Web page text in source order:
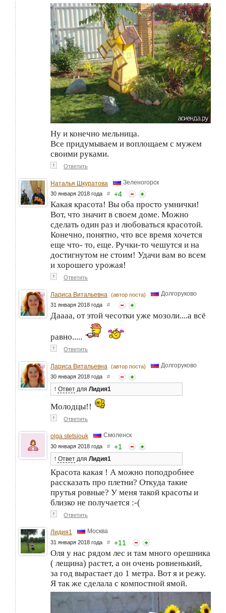
Ну и конечно мельница.
Все придумываем и воплощаем с мужем
своими руками.
↑ Ответить
Наталья Шкуратова Зеленогорск
30 января 2018 года # +4
Какая красота! Вы оба просто умнички!
Вот, что значит в своем доме. Можно
сделать один раз и любоваться красотой.
Конечно, понятно, что все время хочется
еще что- то, еще. Ручки-то чешутся и на
достигнутом не стоим! Удачи вам во всем
и хорошего урожая!
↑ Ответить
Лариса Витальевна (автор поста) Долгоруково
31 января 2018 года #
Даааа, от этой чесотки уже мозоли....а всё
равно.....
↑ Ответить
Лариса Витальевна (автор поста) Долгоруково
30 января 2018 года #
↑ Ответ для Лидия1
Молодцы!!
↑ Ответить
olga stetsiouk Смоленск
30 января 2018 года # +1
↑ Ответ для Лидия1
Красота какая ! А можно поподробнее
рассказать про плетни? Откуда такие
прутья ровные? У меня такой красоты и
близко не получается :-(
↑ Ответить
Лидия1 Москва
31 января 2018 года # +11
Оля у нас рядом лес и там много орешника
( лещина) растет, а он очень ровненький,
за год вырастает до 1 метра. Вот я и режу.
Я так же сделала с компостной ямой.